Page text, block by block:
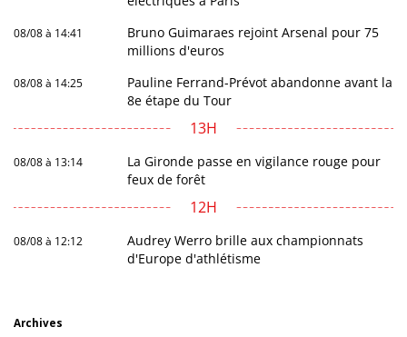
08/08 à 14:41
Bruno Guimaraes rejoint Arsenal pour 75
millions d'euros
08/08 à 14:25
Pauline Ferrand-Prévot abandonne avant la
8e étape du Tour
13H
08/08 à 13:14
La Gironde passe en vigilance rouge pour
feux de forêt
12H
08/08 à 12:12
Audrey Werro brille aux championnats
d'Europe d'athlétisme
Archives